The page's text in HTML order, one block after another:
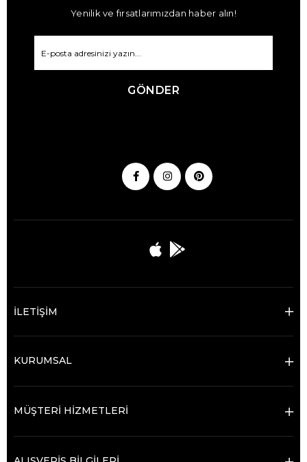
Yenilik ve fırsatlarımızdan haber alın!
GÖNDER
İLETİŞİM
KURUMSAL
MÜŞTERİ HİZMETLERİ